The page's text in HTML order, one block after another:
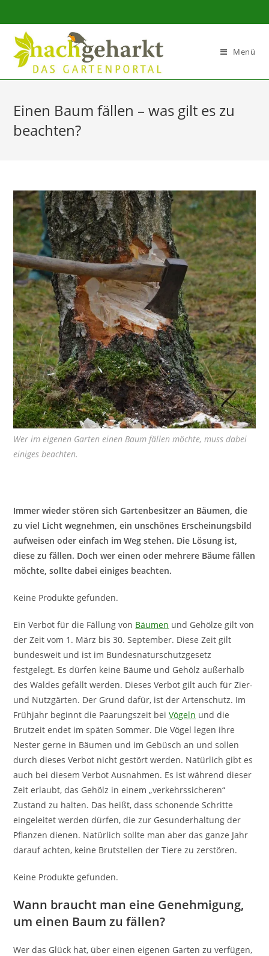
Sidebar-
Inhalt
Menü
Einen Baum fällen – was gilt es zu
beachten?
Wer im eigenen Garten einen Baum fällen möchte, muss dabei
einiges beachten.
Immer wieder stören sich Gartenbesitzer an Bäumen, die
zu viel Licht wegnehmen, ein unschönes Erscheinungsbild
aufweisen oder einfach im Weg stehen. Die Lösung ist,
diese zu fällen. Doch wer einen oder mehrere Bäume fällen
möchte, sollte dabei einiges beachten.
Keine Produkte gefunden.
Ein Verbot für die Fällung von Bäumen und Gehölze gilt von
der Zeit vom 1. März bis 30. September. Diese Zeit gilt
bundesweit und ist im Bundesnaturschutzgesetz
festgelegt. Es dürfen keine Bäume und Gehölz außerhalb
des Waldes gefällt werden. Dieses Verbot gilt auch für Zier-
und Nutzgärten. Der Grund dafür, ist der Artenschutz. Im
Frühjahr beginnt die Paarungszeit beiVögeln und die
Brutzeit endet im späten Sommer. Die Vögel legen ihre
Nester gerne in Bäumen und im Gebüsch an und sollen
durch dieses Verbot nicht gestört werden. Natürlich gibt es
auch bei diesem Verbot Ausnahmen. Es ist während dieser
Zeit erlaubt, das Gehölz in einem „verkehrssicheren“
Zustand zu halten. Das heißt, dass schonende Schritte
eingeleitet werden dürfen, die zur Gesunderhaltung der
Pflanzen dienen. Natürlich sollte man aber das ganze Jahr
darauf achten, keine Brutstellen der Tiere zu zerstören.
Keine Produkte gefunden.
Wann braucht man eine Genehmigung,
um einen Baum zu fällen?
Wer das Glück hat, über einen eigenen Garten zu verfügen,